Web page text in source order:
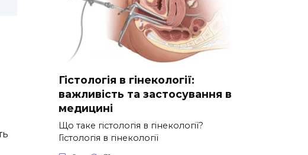
Гістологія в гінекології:
важливість та застосування в
медицині
Що таке гістологія в гінекології?
Гістологія в гінекології